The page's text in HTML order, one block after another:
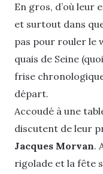
En gros, d’où leur
et surtout dans
pas pour rouler le
quais de Seine
frise
départ.
Accoudé à une
discutent de leur
Jacques Morvan.
rigolade et la fête